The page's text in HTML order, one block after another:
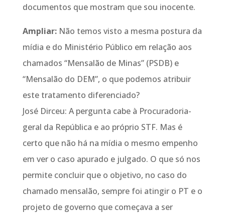
documentos que mostram que sou inocente.
Ampliar:Não temos visto a mesma postura da
mídia e do Ministério Público em relação aos
chamados “Mensalão de Minas” (PSDB) e
“Mensalão do DEM”, o que podemos atribuir
este tratamento diferenciado?
José Dirceu: A pergunta cabe à Procuradoria-
geral da República e ao próprio STF. Mas é
certo que não há na mídia o mesmo empenho
em ver o caso apurado e julgado. O que só nos
permite concluir que o objetivo, no caso do
chamado mensalão, sempre foi atingir o PT e o
projeto de governo que começava a ser